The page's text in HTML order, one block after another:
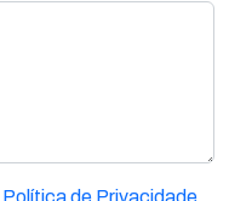
Política de Privacidade